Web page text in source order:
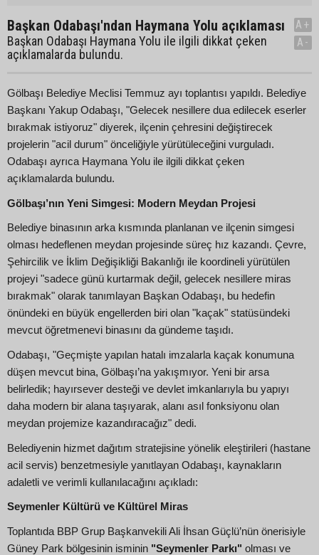
Başkan Odabaşı'ndan Haymana Yolu açıklaması
Başkan Odabaşı Haymana Yolu ile ilgili dikkat çeken
açıklamalarda bulundu.
A+
A-
Gölbaşı Belediye Meclisi Temmuz ayı toplantısı yapıldı. Belediye
Başkanı Yakup Odabaşı, "Gelecek nesillere dua edilecek eserler
bırakmak istiyoruz" diyerek, ilçenin çehresini değiştirecek
projelerin "acil durum" önceliğiyle yürütüleceğini vurguladı.
Odabaşı ayrıca Haymana Yolu ile ilgili dikkat çeken
açıklamalarda bulundu.
Gölbaşı’nın Yeni Simgesi: Modern Meydan Projesi
Belediye binasının arka kısmında planlanan ve ilçenin simgesi
olması hedeflenen meydan projesinde süreç hız kazandı. Çevre,
Şehircilik ve İklim Değişikliği Bakanlığı ile koordineli yürütülen
projeyi "sadece günü kurtarmak değil, gelecek nesillere miras
bırakmak" olarak tanımlayan Başkan Odabaşı, bu hedefin
önündeki en büyük engellerden biri olan "kaçak" statüsündeki
mevcut öğretmenevi binasını da gündeme taşıdı.
Odabaşı, "Geçmişte yapılan hatalı imzalarla kaçak konumuna
düşen mevcut bina, Gölbaşı’na yakışmıyor. Yeni bir arsa
belirledik; hayırsever desteği ve devlet imkanlarıyla bu yapıyı
daha modern bir alana taşıyarak, alanı asıl fonksiyonu olan
meydan projemize kazandıracağız" dedi.
Belediyenin hizmet dağıtım stratejisine yönelik eleştirileri (hastane
acil servis) benzetmesiyle yanıtlayan Odabaşı, kaynakların
adaletli ve verimli kullanılacağını açıkladı:
Seymenler Kültürü ve Kültürel Miras
Toplantıda BBP Grup Başkanvekili Ali İhsan Güçlü’nün önerisiyle
Güney Park bölgesinin isminin "Seymenler Parkı" olması ve